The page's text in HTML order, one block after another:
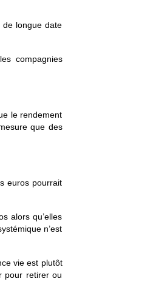
de longue date
compagnies
le rendement
que des
euros pourrait
alors qu’elles
n’est
vie est plutôt
pour retirer ou